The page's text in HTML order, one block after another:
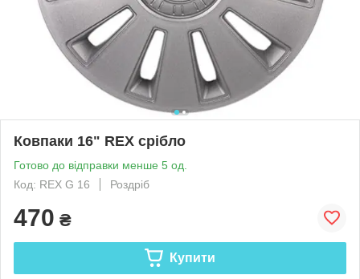
Ковпаки 16" REX срібло
Готово до відправки менше 5 од.
Код: REX G 16
Роздріб
470 ₴
Купити